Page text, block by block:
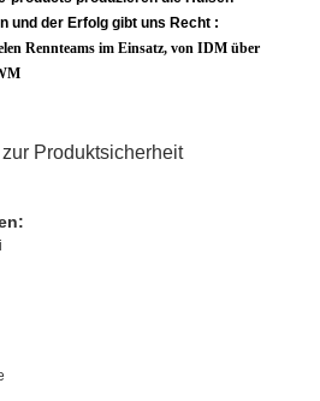
und der Erfolg gibt uns Recht :
Rennteams im Einsatz, von IDM über
Produktsicherheit